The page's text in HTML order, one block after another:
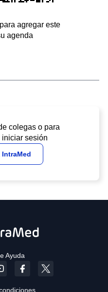
agregar este
agenda
colegas o para
sesión
IntraMed
Ayuda